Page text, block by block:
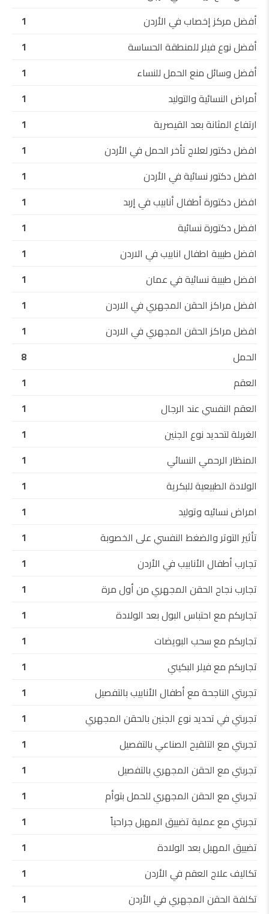
أفضل مركز إخصاب في الأردن
1
أفضل نوع فيلر للمنطقة الحساسة
1
أفضل وسائل منع الحمل للنساء
1
أمراض النسائية والتوليد
1
ارتفاع المثانة بعد القيصرية
1
افضل دكتور لعلاج تأخر الحمل في الأردن
1
افضل دكتور نسائية في الأردن
1
افضل دكتورة أطفال أنابيب في إربد
1
افضل دكتورة نسائية
1
افضل طبيبة اطفال انابيب في الاردن
1
افضل طبيبة نسائية في عمان
1
افضل مراكز الحقن المجهري في الاردن
1
افضل مراكز الحقن المجهري في الاردن
1
الحمل
8
العقم
1
العقم النفسي عند الرجال
1
الغربلة لتحديد نوع الجنين
1
المنظار الرحمي النسائي
1
الولادة الطبيعية للبكرية
1
امراض نسائيه وتوليد
1
تأثير التوتر والضغط النفسي على الخصوبة
1
تجارب أطفال الأنابيب في الأردن
1
تجارب نجاح الحقن المجهري من أول مرة
1
تجاربكم مع احتباس البول بعد الولادة
1
تجاربكم مع سحب البويضات
1
تجاربكم مع فيلر البكيني
1
تجربتي الناجحة مع أطفال الأنابيب بالتفصيل
1
تجربتي في تحديد نوع الجنين بالحقن المجهري
1
تجربتي مع التلقيح الصناعي بالتفصيل
1
تجربتي مع الحقن المجهري بالتفصيل
1
تجربتي مع الحقن المجهري للحمل بتوأم
1
تجربتي مع عملية تضييق المهبل جراحياً
1
تضييق المهبل بعد الولادة
1
تكاليف علاج العقم في الأردن
1
تكلفة الحقن المجهري في الأردن
1